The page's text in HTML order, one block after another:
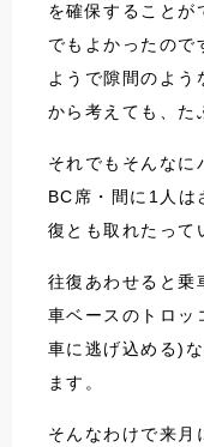
を確保することが
でもよかったので
ようで隙間のよう
から考えても、た
それでもそんなに
BC席・間に1人は
復とも取れたって
往復あわせると乗
車ベースのトロッ
車に逃げ込める)
ます。
そんなわけで来月